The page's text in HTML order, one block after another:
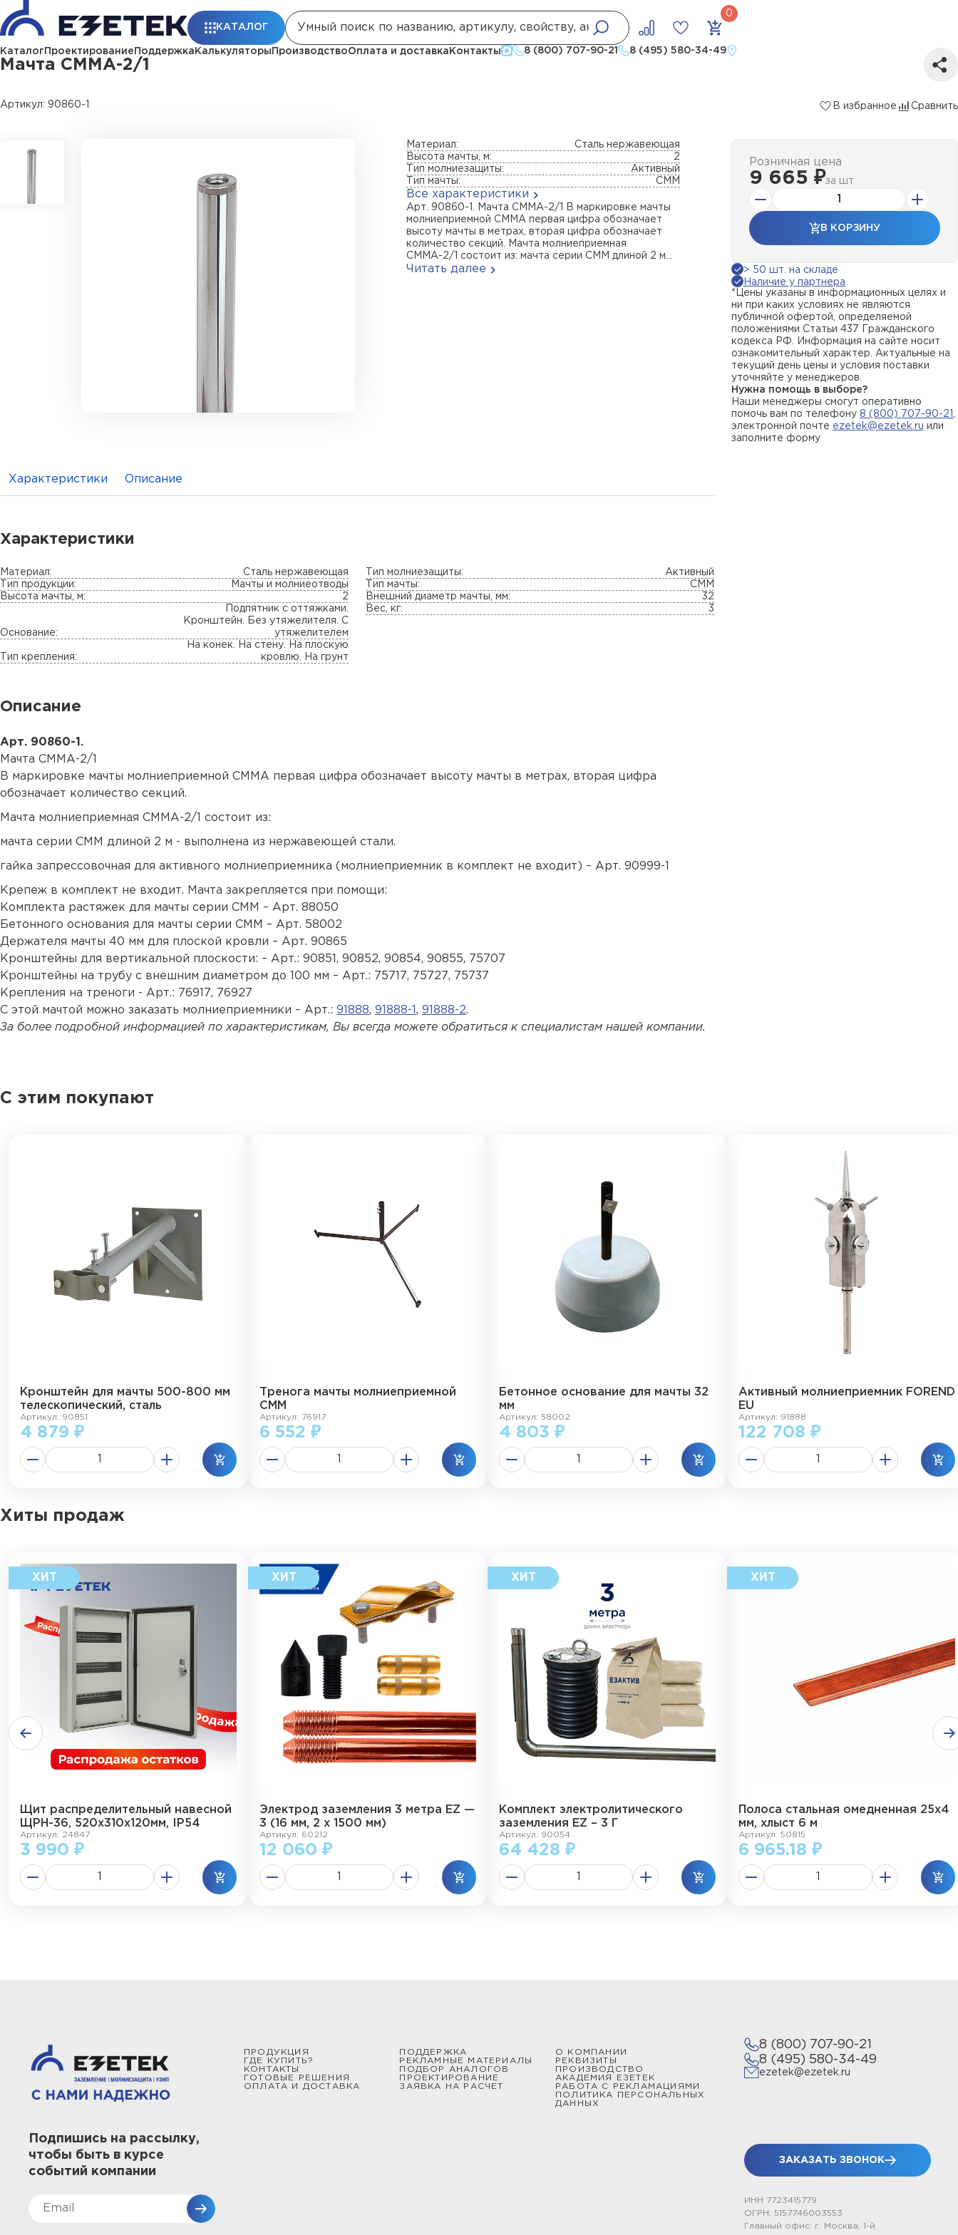
КАТАЛОГ
Каталог Проектирование Поддержка Калькуляторы ПроизводствоОплата и доставка Контакты 8 (800) 707-90-21 8 (495) 580-34-49
ГлавнаяКаталог Стержневые молниеотводы и мачты молниеприемныеМачта СММА-2/1
Мачта СММА-2/1
Артикул: 90860-1 В избранное Сравнить
Материал:
Сталь нержавеющая
Высота мачты, м:
2
Тип молниезащиты:
Активный
Тип мачты:
СММ
Все характеристики
Арт. 90860-1. Мачта СММА-2/1 В маркировке мачты
молниеприемной СММА первая цифра обозначает
высоту мачты в метрах, вторая цифра обозначает
количество секций. Мачта молниеприемная
СММА-2/1 состоит из: мачта серии СММ длиной 2 м...
Читать далее
Розничная цена
9 665 ₽за шт
В КОРЗИНУ
> 50 шт. на складе
Наличие у партнера
*Цены указаны в информационных целях и
ни при каких условиях не являются
публичной офертой, определяемой
положениями Статьи 437 Гражданского
кодекса РФ. Информация на сайте носит
ознакомительный характер. Актуальные на
текущий день цены и условия поставки
уточняйте у менеджеров.
Нужна помощь в выборе?
Наши менеджеры смогут оперативно
помочь вам по телефону 8 (800) 707-90-21
электронной почте ezetek@ezetek.ru или
заполните форму
Характеристики Описание
Характеристики
Материал:
Сталь нержавеющая
Тип продукции:
Мачты и молниеотводы
Высота мачты, м:
2
Основание:
Подпятник с оттяжками.
Кронштейн. Без утяжелителя. С
утяжелителем
Тип крепления:
На конек. На стену. На плоскую
кровлю. На грунт
Тип молниезащиты:
Активный
Тип мачты:
СММ
Внешний диаметр мачты, мм:
32
Вес, кг:
3
Описание
Арт. 90860-1.
Мачта СММА-2/1
В маркировке мачты молниеприемной СММА первая цифра обозначает высоту мачты в метрах, вторая цифра
обозначает количество секций.
Мачта молниеприемная СММА-2/1 состоит из:
мачта серии СММ длиной 2 м - выполнена из нержавеющей стали.
гайка запрессовочная для активного молниеприемника (молниеприемник в комплект не входит) – Арт. 90999-1
Крепеж в комплект не входит. Мачта закрепляется при помощи:
Комплекта растяжек для мачты серии СММ – Арт. 88050
Бетонного основания для мачты серии СММ – Арт. 58002
Держателя мачты 40 мм для плоской кровли – Арт. 90865
Кронштейны для вертикальной плоскости: – Арт.: 90851 , 90852, 90854, 90855, 75707
Кронштейны на трубу с внешним диаметром до 100 мм – Арт.: 75717, 75727, 75737
Крепления на треноги - Арт.: 76917, 76927
С этой мачтой можно заказать молниеприемники – Арт.: 91888, 91888-1 , 91888-2.
За более подробной информацией по характеристикам, Вы всегда можете обратиться к специалистам нашей компании.
С этим покупают
Кронштейн для мачты 500-800 мм
телескопический, сталь
Артикул: 90851
4 879 ₽
Тренога мачты молниеприемной
СММ
Артикул: 76917
6 552 ₽
Бетонное основание для мачты 32
мм
Артикул: 58002
4 803 ₽
Активный молниеприемник FOREND
EU
Артикул: 91888
122 708 ₽
Хиты продаж
Щит распределительный навесной
ЩРН-36, 520х310х120мм, IP54
Артикул: 24847
3 990 ₽
Электрод заземления 3 метра EZ —
3 (16 мм, 2 х 1500 мм)
Артикул: 60212
12 060 ₽
Комплект электролитического
заземления EZ – 3 Г
Артикул: 90054
64 428 ₽
Полоса стальная омедненная 25х4
мм, хлыст 6 м
Артикул: 50815
6 965.18 ₽
ПРОДУКЦИЯ
ГДЕ КУПИТЬ?
КОНТАКТЫ
ГОТОВЫЕ РЕШЕНИЯ
ОПЛАТА И ДОСТАВКА
ПОДДЕРЖКА
РЕКЛАМНЫЕ МАТЕРИАЛЫ
ПОДБОР АНАЛОГОВ
ПРОЕКТИРОВАНИЕ
ЗАЯВКА НА РАСЧЕТ
О КОМПАНИИ
РЕКВИЗИТЫ
ПРОИЗВОДСТВО
АКАДЕМИЯ ЕЗЕТЕК
РАБОТА С РЕКЛАМАЦИЯМИ
ПОЛИТИКА ПЕРСОНАЛЬНЫХ
ДАННЫХ
8 (800) 707-90-21
8 (495) 580-34-49
ezetek@ezetek.ru
ЗАКАЗАТЬ ЗВОНОК
ИНН 7723415779
ОГРН: 5157746003553
Главный офис: г. Москва, 1-й
Подпишись на рассылку,
чтобы быть в курсе
событий компании